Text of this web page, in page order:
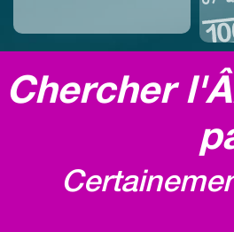
Chercher